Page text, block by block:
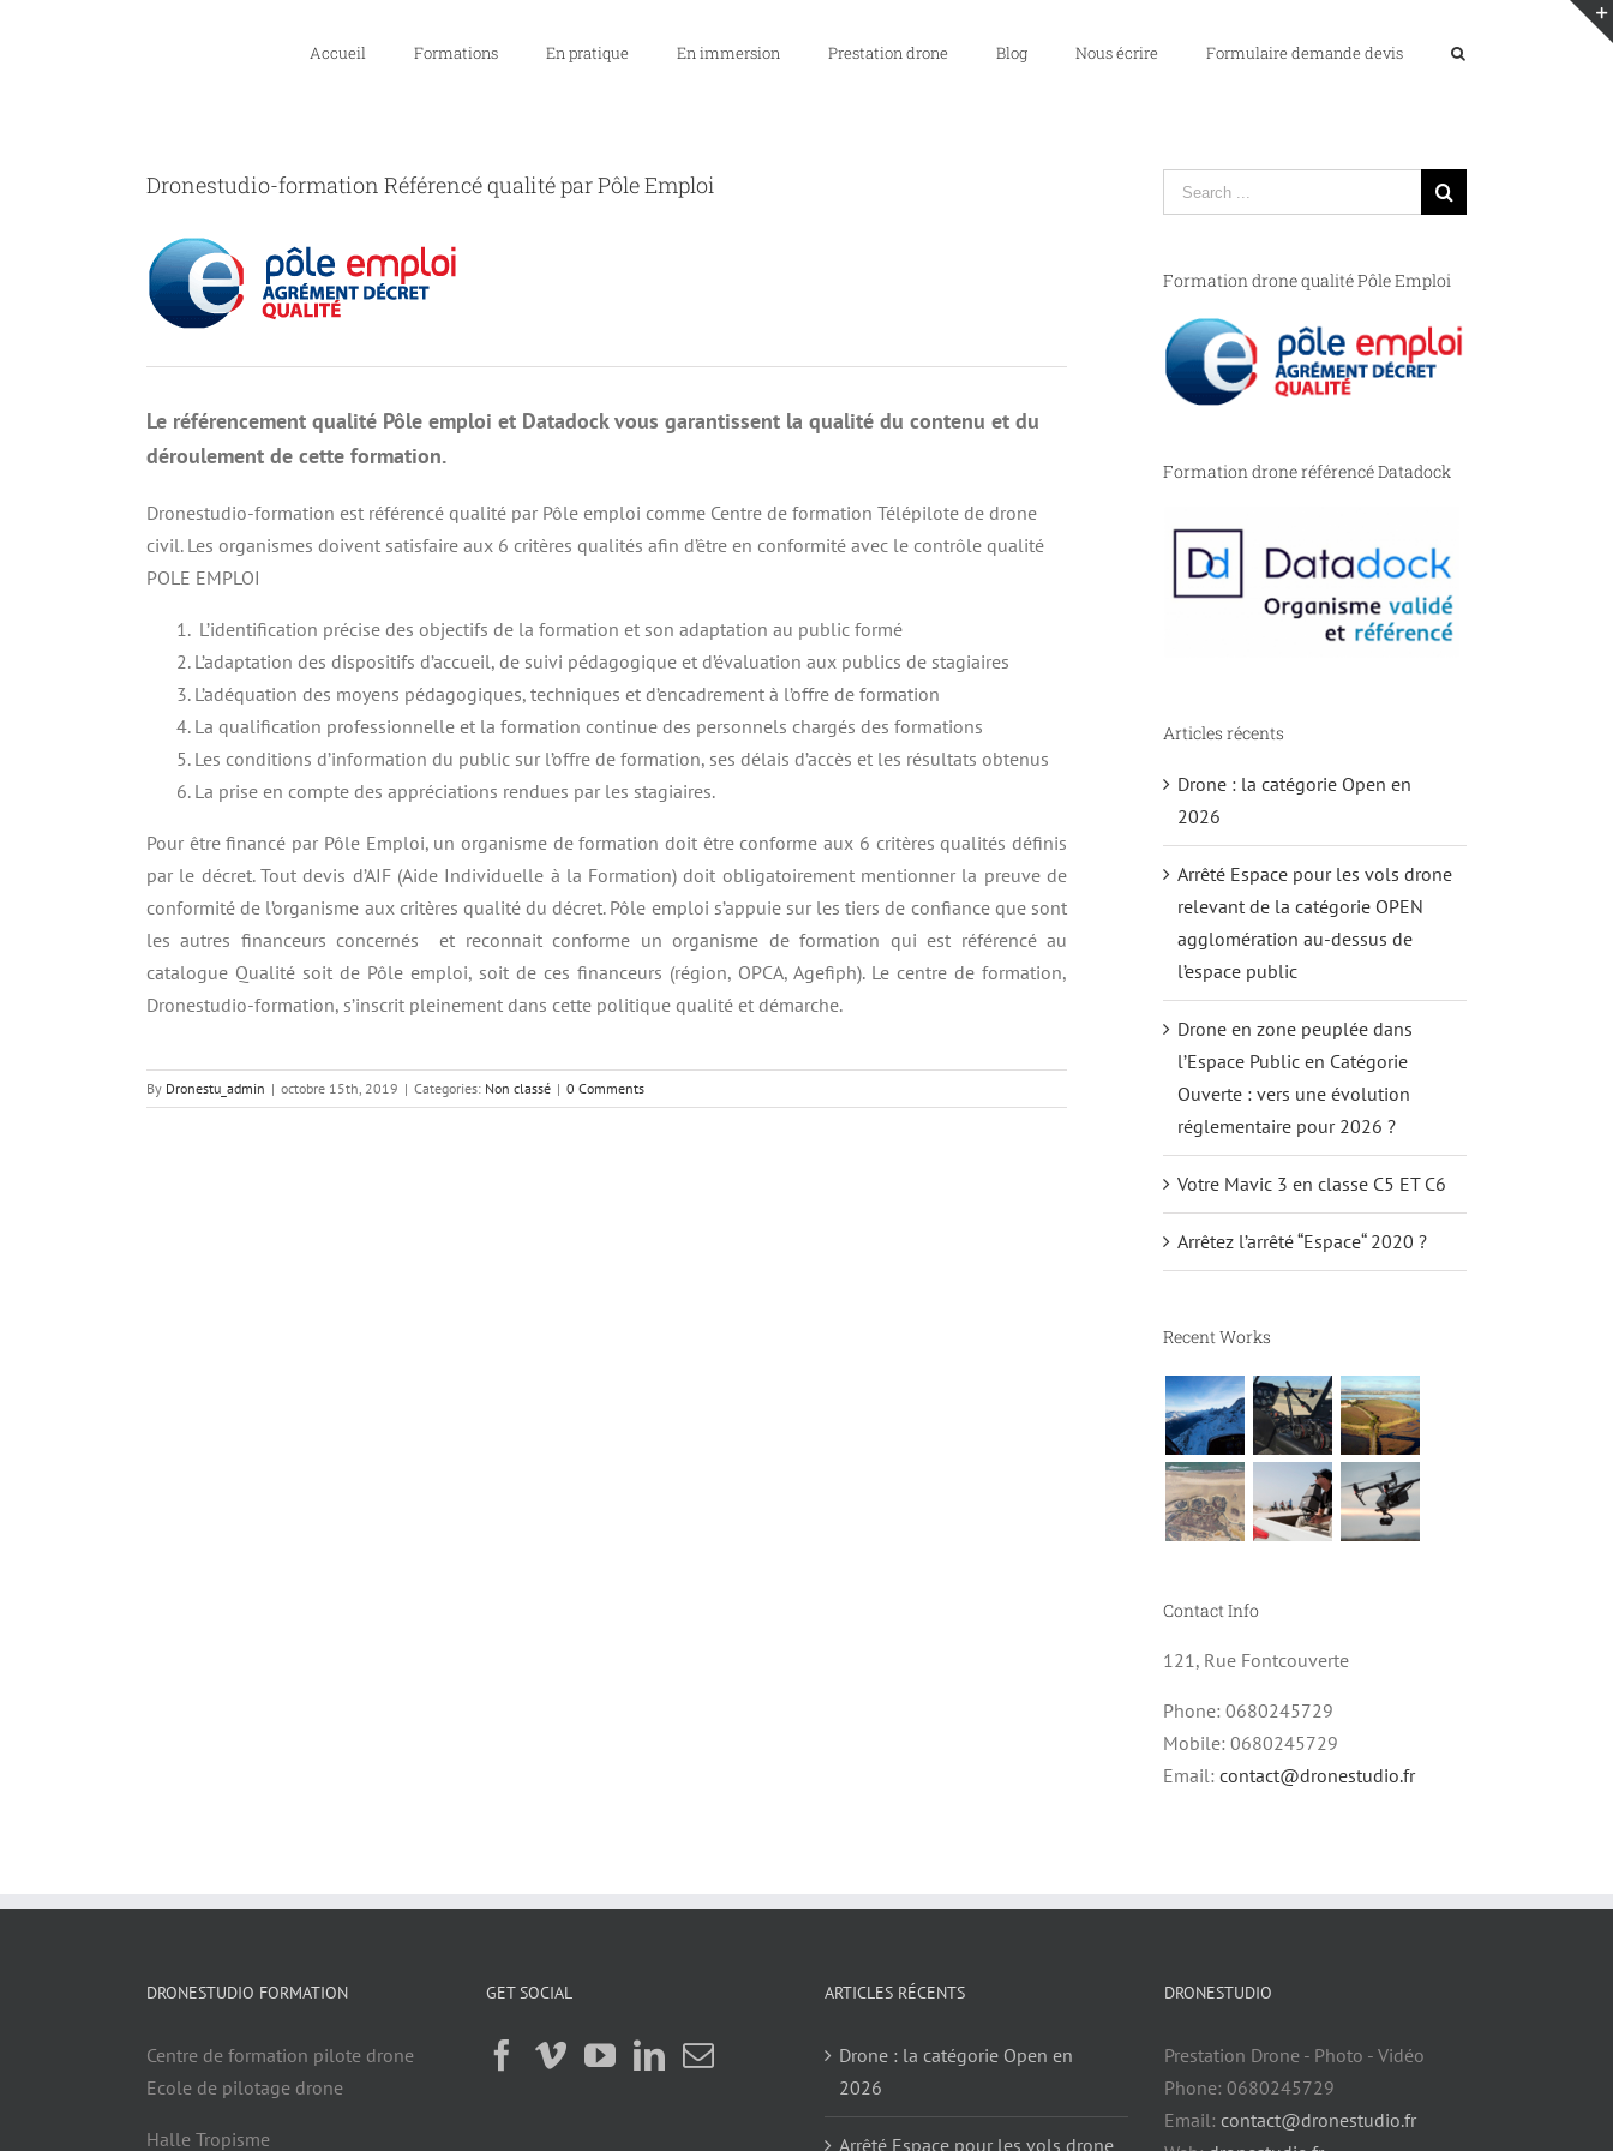
Accueil Formations En pratique En immersion Prestation drone Blog Nous écrire Formulaire demande devis
Dronestudio-formation Référencé qualité par Pôle Emploi
Le référencement qualité Pôle emploi et Datadock vous garantissent la qualité du contenu et du
déroulement de cette formation.
Dronestudio-formation est référencé qualité par Pôle emploi comme Centre de formation Télépilote de drone
civil. Les organismes doivent satisfaire aux 6 critères qualités afin d’être en conformité avec le contrôle qualité
POLE EMPLOI
L’identification précise des objectifs de la formation et son adaptation au public formé
L’adaptation des dispositifs d’accueil, de suivi pédagogique et d’évaluation aux publics de stagiaires
L’adéquation des moyens pédagogiques, techniques et d’encadrement à l’offre de formation
La qualification professionnelle et la formation continue des personnels chargés des formations
Les conditions d’information du public sur l’offre de formation, ses délais d’accès et les résultats obtenus
La prise en compte des appréciations rendues par les stagiaires.
Pour être financé par Pôle Emploi, un organisme de formation doit être conforme aux 6 critères qualités définis
par le décret. Tout devis d’AIF (Aide Individuelle à la Formation) doit obligatoirement mentionner la preuve de
conformité de l’organisme aux critères qualité du décret. Pôle emploi s’appuie sur les tiers de confiance que sont
les autres financeurs concernés et reconnait conforme un organisme de formation qui est référencé au
catalogue Qualité soit de Pôle emploi, soit de ces financeurs (région, OPCA, Agefiph). Le centre de formation,
Dronestudio-formation, s’inscrit pleinement dans cette politique qualité et démarche.
By Dronestu_admin | octobre 15th, 2019 | Categories: Non classé | 0 Comments
Search
for:
Formation drone qualité Pôle Emploi
Formation drone référencé Datadock
Articles récents
Drone : la catégorie Open en
2026
Arrêté Espace pour les vols drone
relevant de la catégorie OPEN
agglomération au-dessus de
l’espace public
Drone en zone peuplée dans
l’Espace Public en Catégorie
Ouverte : vers une évolution
réglementaire pour 2026 ?
Votre Mavic 3 en classe C5 ET C6
Arrêtez l’arrêté “Espace“ 2020 ?
Recent Works
Contact Info
121, Rue Fontcouverte
Phone: 0680245729
Mobile: 0680245729
Email: contact@dronestudio.fr
DRONESTUDIO FORMATION
Centre de formation pilote drone
Ecole de pilotage drone
Halle Tropisme
GET SOCIAL ARTICLES RÉCENTS
Drone : la catégorie Open en
2026
Arrêté Espace pour les vols drone
DRONESTUDIO
Prestation Drone - Photo - Vidéo
Phone: 0680245729
Email: contact@dronestudio.fr